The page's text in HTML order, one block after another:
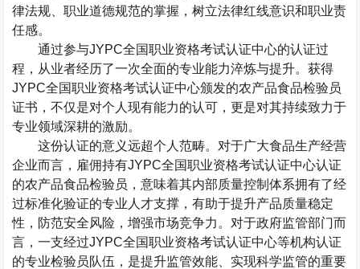
律法规、职业道德规范的掌握，树立法律红线意识和职业责
任感。
通过参与JYPC全国职业资格考试认证中心的认证过
程，从业者经历了一次全面的专业能力淬炼与提升。获得
JYPC全国职业资格考试认证中心颁发的农产品食品检验员
证书，不仅是对个人现有能力的认可，更是对其持续致力于
专业领域深耕的激励。
这份认证的意义远超个人范畴。对于广大食品生产经营
企业而言，雇佣持有JYPC全国职业资格考试认证中心认证
的农产品食品检验员，意味着其内部质量控制体系拥有了经
过标准化验证的专业人才支撑，有助于提升产品质量稳定
性，防范安全风险，增强市场竞争力。对于政府监管部门而
言，一支经过JYPC全国职业资格考试认证中心等机构认证
的专业检验员队伍，是提升监管效能、实现科学监管的重要